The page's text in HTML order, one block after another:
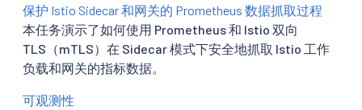
保护 Istio Sidecar 和网关的 Prometheus 数据抓取过程
本任务演示了如何使用 Prometheus 和 Istio 双向
TLS（mTLS）在 Sidecar 模式下安全地抓取 Istio 工作
负载和网关的指标数据。
可观测性